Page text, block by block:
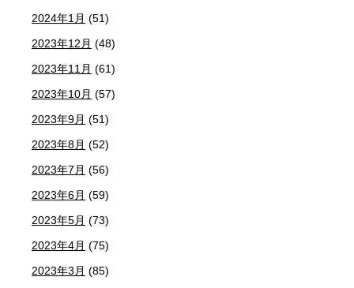
2024年1月 (51)
2023年12月 (48)
2023年11月 (61)
2023年10月 (57)
2023年9月 (51)
2023年8月 (52)
2023年7月 (56)
2023年6月 (59)
2023年5月 (73)
2023年4月 (75)
2023年3月 (85)